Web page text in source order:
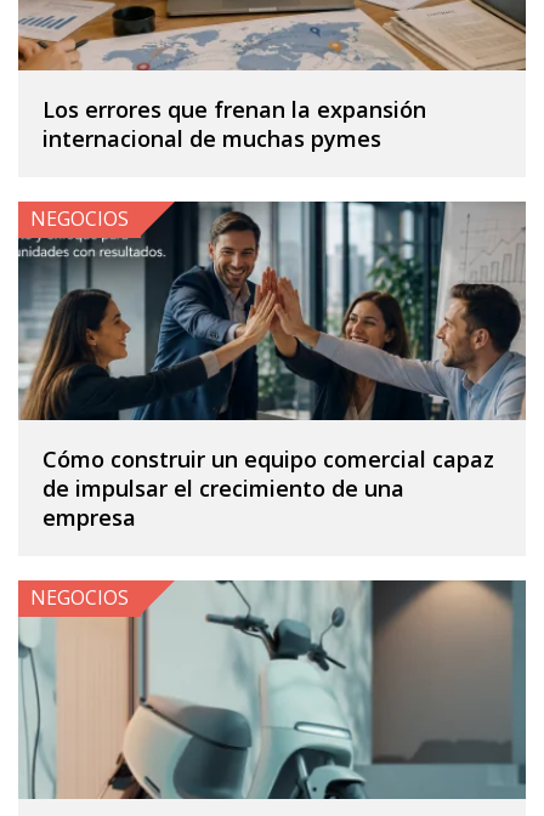
Los errores que frenan la expansión
internacional de muchas pymes
Cómo construir un equipo comercial capaz
de impulsar el crecimiento de una
empresa
NEGOCIOS
NEGOCIOS